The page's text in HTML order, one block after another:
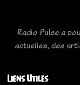
Radio Pulse a
actuelles, des
Liens Utiles